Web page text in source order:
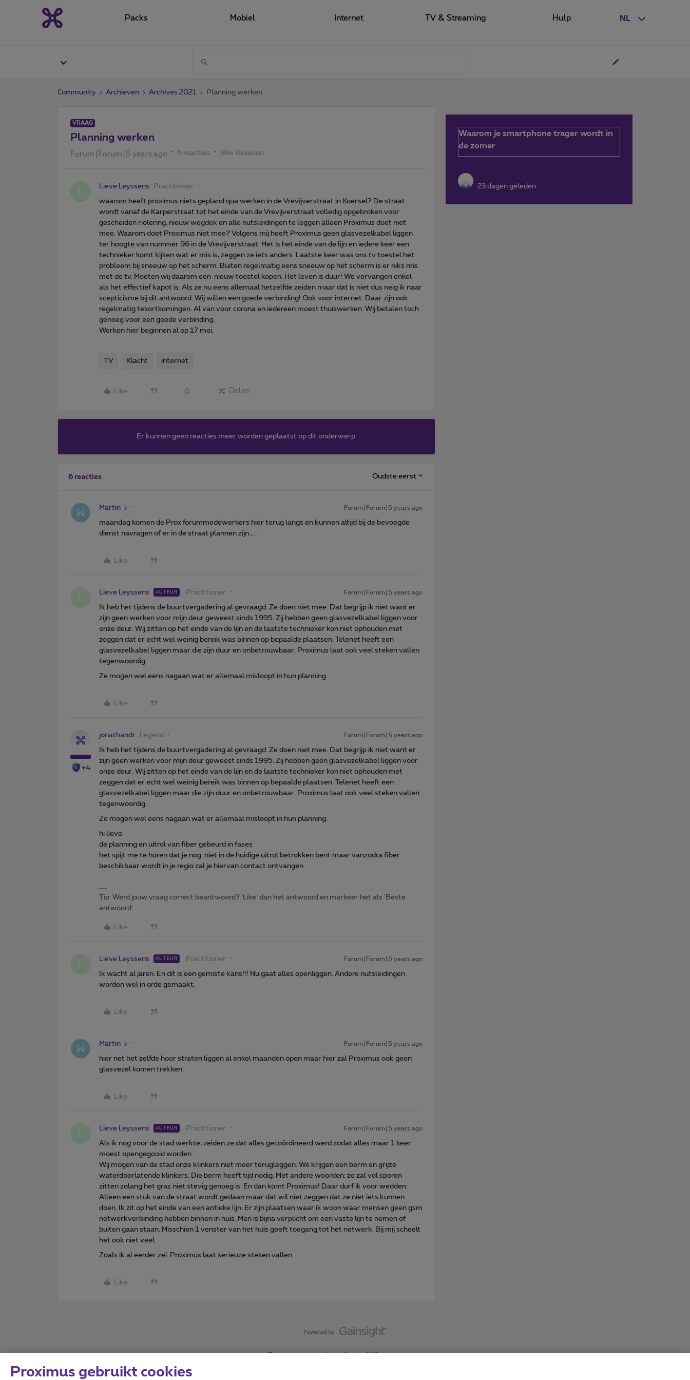
NL
Packs Mobiel Internet TV & Streaming Hulp
Community Archieven Archives 2021 Planning werken
VRAAG
Planning werken
Forum|Forum|5 years ago 6 reacties 384 Bekeken
Lieve Leyssens Practitioner
waarom heeft proximus niets gepland qua werken in de Vrevijverstraat in Koersel? De straat
wordt vanaf de Karperstraat tot het einde van de Vrevijverstraat volledig opgebroken voor
gescheiden riolering, nieuw wegdek en alle nutsleidingen te leggen alleen Proximus doet niet
mee. Waarom doet Proximus niet mee? Volgens mij heeft Proximus geen glasvezelkabel liggen
ter hoogte van nummer 96 in de Vrevijverstraat. Het is het einde van de lijn en iedere keer een
technieker komt kijken wat er mis is, zeggen ze iets anders. Laatste keer was ons tv toestel het
probleem bij sneeuw op het scherm. Buiten regelmatig eens sneeuw op het scherm is er niks mis
met de tv. Moeten wij daarom een nieuw toestel kopen. Het leven is duur! We vervangen enkel
als het effectief kapot is. Als ze nu eens allemaal hetzelfde zeiden maar dat is niet dus neig ik naar
scepticisme bij dit antwoord. Wij willen een goede verbinding! Ook voor internet. Daar zijn ook
regelmatig tekortkomingen. Al van voor corona en iedereen moest thuiswerken. Wij betalen toch
genoeg voor een goede verbinding.
Werken hier beginnen al op 17 mei.
TV Klacht internet
Like Delen
Er kunnen geen reacties meer worden geplaatst op dit onderwerp.
6 reacties Oudste eerst
Martin Forum|Forum|5 years ago
maandag komen de Prox forummedewerkers hier terug langs en kunnen altijd bij de bevoegde
dienst navragen of er in de straat plannen zijn…..
Like
Lieve Leyssens AUTEUR Practitioner Forum|Forum|5 years ago
Ik heb het tijdens de buurtvergadering al gevraagd. Ze doen niet mee. Dat begrijp ik niet want er
zijn geen werken voor mijn deur geweest sinds 1995. Zij hebben geen glasvezelkabel liggen voor
onze deur. Wij zitten op het einde van de lijn en de laatste technieker kon niet ophouden met
zeggen dat er echt wel weinig bereik was binnen op bepaalde plaatsen. Telenet heeft een
glasvezelkabel liggen maar die zijn duur en onbetrouwbaar. Proximus laat ook veel steken vallen
tegenwoordig.
Ze mogen wel eens nagaan wat er allemaal misloopt in hun planning.
Like
+4
jonathandr Legend Forum|Forum|5 years ago
Ik heb het tijdens de buurtvergadering al gevraagd. Ze doen niet mee. Dat begrijp ik niet want er
zijn geen werken voor mijn deur geweest sinds 1995. Zij hebben geen glasvezelkabel liggen voor
onze deur. Wij zitten op het einde van de lijn en de laatste technieker kon niet ophouden met
zeggen dat er echt wel weinig bereik was binnen op bepaalde plaatsen. Telenet heeft een
glasvezelkabel liggen maar die zijn duur en onbetrouwbaar. Proximus laat ook veel steken vallen
tegenwoordig.
Ze mogen wel eens nagaan wat er allemaal misloopt in hun planning.
hi lieve
de planning en uitrol van fiber gebeurd in fases
het spijt me te horen dat je nog niet in de huidige uitrol betrokken bent maar vanzodra fiber
beschikbaar wordt in je regio zal je hiervan contact ontvangen
Tip: Werd jouw vraag correct beantwoord? ‘Like’ dan het antwoord en markeer het als 'Beste
antwoord'.
Like
Lieve Leyssens AUTEUR Practitioner Forum|Forum|5 years ago
Ik wacht al jaren. En dit is een gemiste kans!!! Nu gaat alles openliggen. Andere nutsleidingen
worden wel in orde gemaakt.
Like
Martin Forum|Forum|5 years ago
hier net het zelfde hoor straten liggen al enkel maanden open maar hier zal Proximus ook geen
glasvezel komen trekken.
Like
Lieve Leyssens AUTEUR Practitioner Forum|Forum|5 years ago
Als ik nog voor de stad werkte, zeiden ze dat alles gecoördineerd werd zodat alles maar 1 keer
moest opengegooid worden.
Wij mogen van de stad onze klinkers niet meer terugleggen. We krijgen een berm en grijze
waterdoorlatende klinkers. Die berm heeft tijd nodig. Met andere woorden: ze zal vol sporen
zitten zolang het gras niet stevig genoeg is. En dan komt Proximus! Daar durf ik voor wedden.
Alleen een stuk van de straat wordt gedaan maar dat wil niet zeggen dat ze niet iets kunnen
doen. Ik zit op het einde van een antieke lijn. Er zijn plaatsen waar ik woon waar mensen geen gsm
netwerkverbinding hebben binnen in huis. Men is bijna verplicht om een vaste lijn te nemen of
buiten gaan staan. Misschien 1 venster van het huis geeft toegang tot het netwerk. Bij mij scheelt
het ook niet veel.
Zoals ik al eerder zei. Proximus laat serieuze steken vallen.
Like
Waarom je smartphone trager wordt in
de zomer
23 dagen geleden
Forumvoorwaarden Accessibility statement
Proximus gebruikt cookies